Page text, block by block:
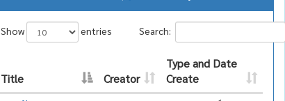
Show entries Search:
Title Creator
Type and Date
Create